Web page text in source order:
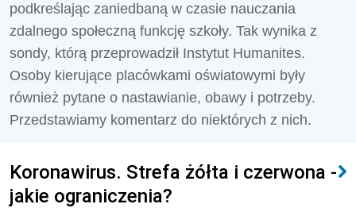
podkreślając zaniedbaną w czasie nauczania
zdalnego społeczną funkcję szkoły. Tak wynika z
sondy, którą przeprowadził Instytut Humanites.
Osoby kierujące placówkami oświatowymi były
również pytane o nastawianie, obawy i potrzeby.
Przedstawiamy komentarz do niektórych z nich.
Koronawirus. Strefa żółta i czerwona -
jakie ograniczenia?